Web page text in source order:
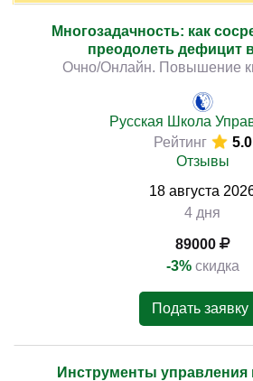
Многозадачность: как
преодолеть дефицит
Очно/Онлайн. Повышение
Русская Школа
Рейтинг
5.0
Отзывы
18 августа
4 дня
89000
-3% скидка
Подать заявку
Инструменты управления